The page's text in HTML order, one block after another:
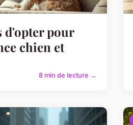
d'opter pour
chien et
8 min de lecture →